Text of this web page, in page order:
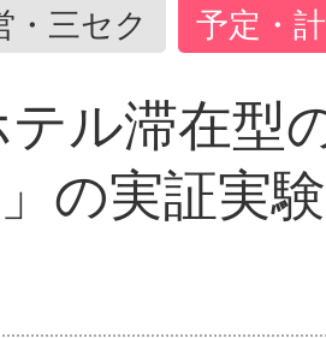
・三セク 予定・
ル滞在型
の実証実